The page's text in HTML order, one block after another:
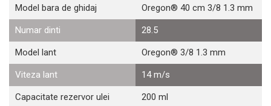
Motocositori
Motocoase
Motopompe
Batoze
Granulatoare furaje
Mori cereale
Model bara de ghidaj Oregon® 40 cm 3/8 1.3 mm
Numar dinti 28.5
Model lant Oregon® 3/8 1.3 mm
Viteza lant 14 m/s
Capacitate rezervor ulei 200 ml